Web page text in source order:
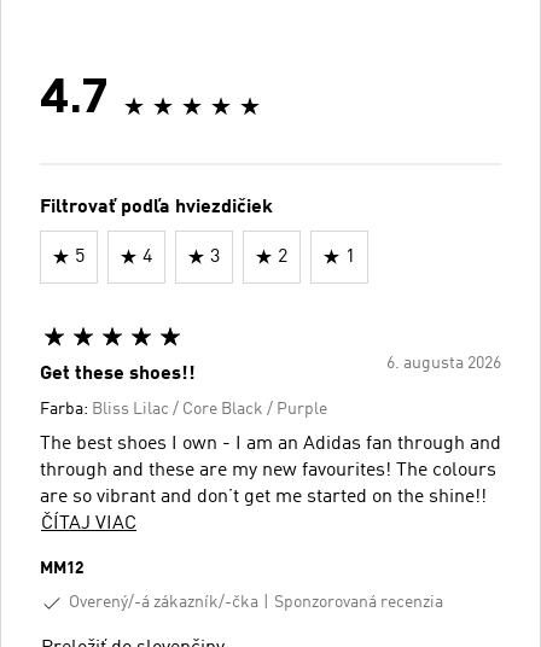
4.7
Filtrovať podľa hviezdičiek
5 4 3 2 1
6. augusta 2026
Get these shoes!!
Farba: Bliss Lilac / Core Black / Purple
The best shoes I own - I am an Adidas fan through and
through and these are my new favourites! The colours
are so vibrant and don’t get me started on the shine!!
ČÍTAJ VIAC
MM12
Overený/-á zákazník/-čka
Sponzorovaná recenzia